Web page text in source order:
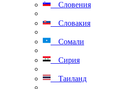
Словения
Словакия
Сомали
Сирия
Таиланд